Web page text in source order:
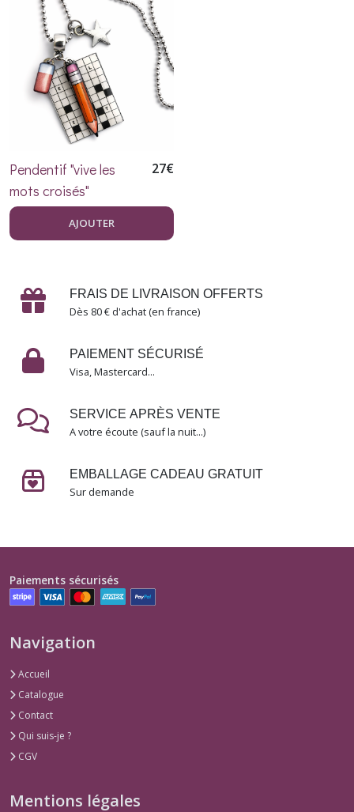
Pendentif "vive les
mots croisés"
27€
AJOUTER
FRAIS DE LIVRAISON OFFERTS
Dès 80 € d'achat (en france)
PAIEMENT SÉCURISÉ
Visa, Mastercard...
SERVICE APRÈS VENTE
A votre écoute (sauf la nuit...)
EMBALLAGE CADEAU GRATUIT
Sur demande
Les
musiciennes
La
d'artiste
Un
l'ophtalmo
Les
(2)
les
mots
Les
(1)
infirmières
(1)
Sorcières
et
(1)
oiseaux
Paiements sécurisés
Navigation
Accueil
Catalogue
Contact
Qui suis-je ?
CGV
Mentions légales